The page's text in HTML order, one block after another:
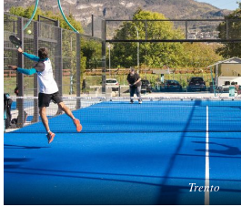
Trento